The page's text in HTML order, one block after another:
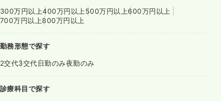
300万円以上400万円以上 500万円以上600万円以上
700万円以上800万円以上
勤務形態で探す
2交代3交代日勤のみ夜勤のみ
診療科目で探す